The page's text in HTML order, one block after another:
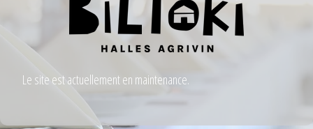
Le site est actuellement en maintenance.